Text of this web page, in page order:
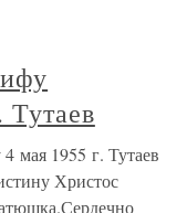
мая 1955 г. Тутаев
Христос